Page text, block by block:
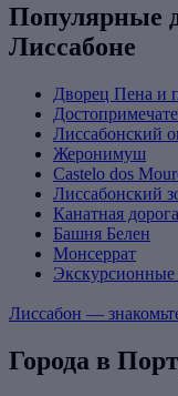
Популярные
Лиссабоне
Дворец Пена и
Лиссабонский
Жеронимуш
Castelo dos
Лиссабонский
Канатная
Башня Белен
Монсеррат
Лиссабон —
Города в